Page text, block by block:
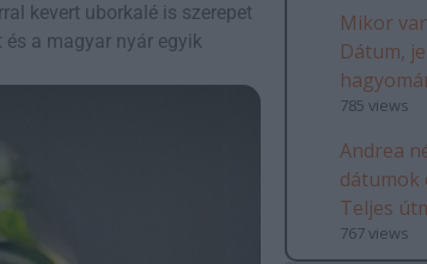
kevert uborkalé is szerepet
a magyar nyár egyik
Mikor
Dátum,
785 views
Andrea
dátumok
Teljes
767 views